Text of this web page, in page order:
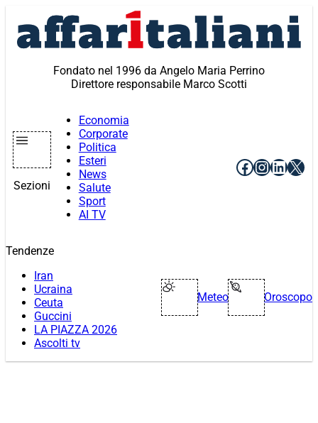
contenuto
Fondato nel 1996 da Angelo Maria Perrino
Direttore responsabile Marco Scotti
Sezioni
Economia
Corporate
Politica
Esteri
News
Salute
Sport
AI TV
Facebook
X
Tendenze
Iran
Ucraina
Ceuta
Guccini
LA PIAZZA 2026
Ascolti tv
Meteo Oroscopo